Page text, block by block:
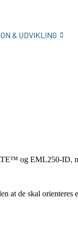
& UDVIKLING
og EML250-ID,
at de skal orienteres